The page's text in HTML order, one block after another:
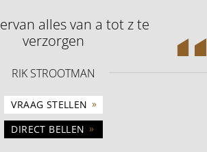
ervan alles van a tot z te
verzorgen
RIK STROOTMAN
VRAAG STELLEN »
DIRECT BELLEN »